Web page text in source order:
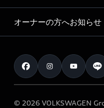
車両比較
カタログ一覧
Audi collection
アウディナビアプリ
サービスプログラム
メンテナンス
車検 / 定期点検
e-tronアフターサポート
Audi認定中古車
クオリティ
保証
メンテナンス
オーナーの方へお知らせ
お知らせ
オーナー様向けキャンペーン
© 2026 VOLKSWAGEN